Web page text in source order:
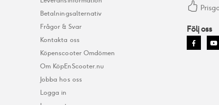
Betalningsalternativ
Frågor & Svar
Kontakta oss
Köpenscooter Omdömen
Om KöpEnScooter.nu
Jobba hos oss
Logga in
Följ oss